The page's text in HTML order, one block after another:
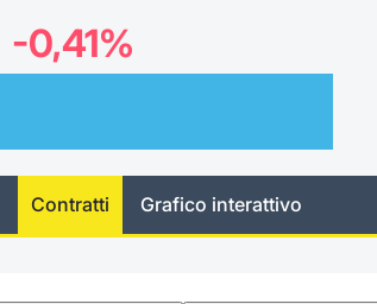
-0,41%
Contratti Grafico interattivo